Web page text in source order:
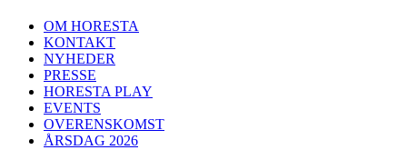
OM HORESTA
KONTAKT
NYHEDER
PRESSE
HORESTA PLAY
EVENTS
OVERENSKOMST
ÅRSDAG 2026